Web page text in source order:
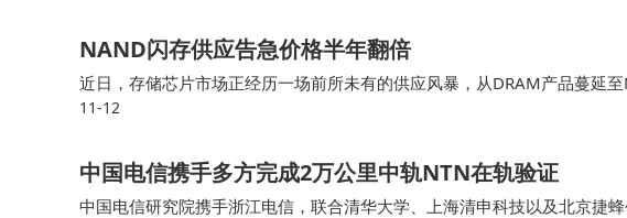
NAND闪存供应告急价格半年翻倍
近日，存储芯片市场正经历一场前所未有的供应风暴，从DRAM产品蔓延
存储器的需求却呈现逆势增长态势，供需矛盾进一步加剧。行业分析指出
11-12
中国电信携手多方完成2万公里中轨NTN在轨验证
中国电信研究院携手浙江电信，联合清华大学、上海清申科技以及北京捷